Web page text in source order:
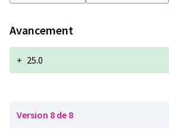
Avancement
+ 25.0
Version 8 de 8